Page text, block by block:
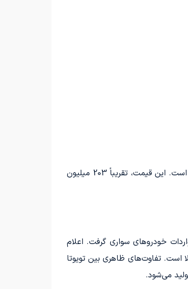
در تاریخ بهمن 1402، شرکت برساوش اعلام کرد که قیمت تویوتا لوین هیبرید 2023 به مبلغ 2 میلیارد و 47 میلیون تومان رسیده است. این قیمت، تقریباً 203 میلیون
خودروهای سواری گرفت. اعلام
است. تفاوت‌های ظاهری بین تویوتا